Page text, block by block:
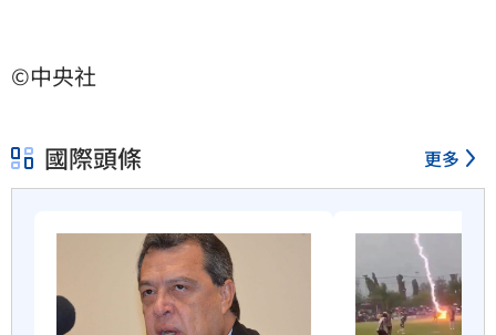
©中央社
國際頭條 更多